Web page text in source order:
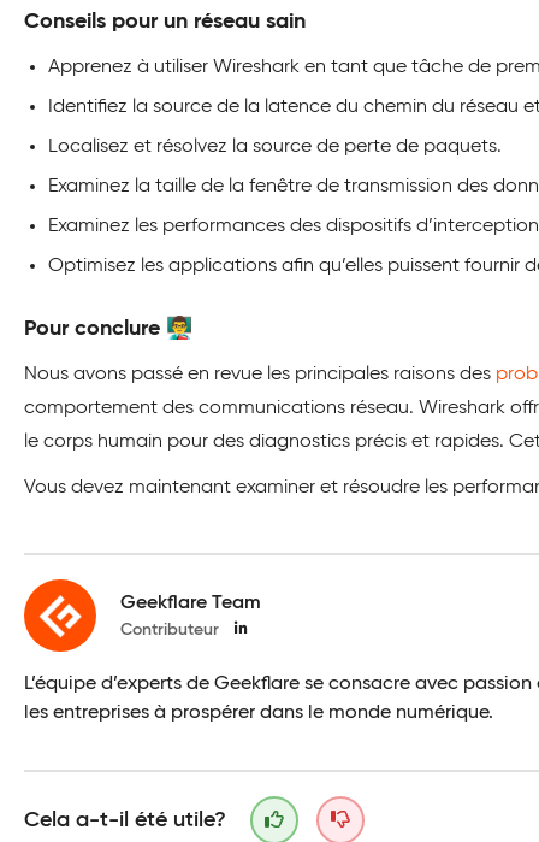
Conseils pour un réseau sain
Apprenez à utiliser Wireshark en tant que tâche de
Identifiez la source de la latence du chemin du réseau
Localisez et résolvez la source de perte de paquets.
Examinez la taille de la fenêtre de transmission des
Examinez les performances des dispositifs
Optimisez les applications afin qu’elles puissent
Pour conclure 👨‍🏫
Nous avons passé en revue les principales raisons des
comportement des communications réseau. Wireshark
le corps humain pour des diagnostics précis et rapides.
Vous devez maintenant examiner et résoudre les
Geekflare Team
Contributeur
L’équipe d’experts de Geekflare se consacre avec
les entreprises à prospérer dans le monde numérique.
Cela a-t-il été utile?